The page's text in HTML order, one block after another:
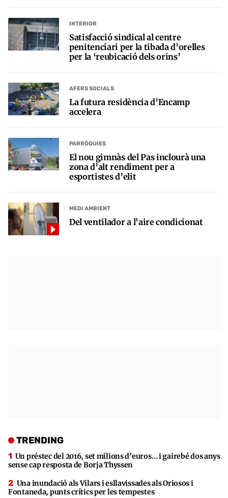
INTERIOR
Satisfacció sindical al centre
penitenciari per la tibada d’orelles
per la ‘reubicació dels orins’
AFERS SOCIALS
La futura residència d’Encamp
accelera
PARRÒQUIES
El nou gimnàs del Pas inclourà una
zona d’alt rendiment per a
esportistes d’elit
MEDI AMBIENT
Del ventilador a l'aire condicionat
TRENDING
Un préstec del 2016, set milions d’euros… i gairebé dos anys
sense cap resposta de Borja Thyssen
Una inundació als Vilars i esllavissades als Oriosos i
Fontaneda, punts crítics per les tempestes